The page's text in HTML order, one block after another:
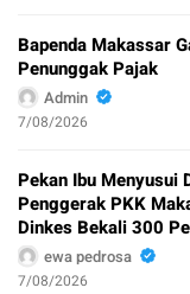
Bapenda Makassar
Penunggak Pajak
Admin
7/08/2026
Pekan Ibu Menyusui
Penggerak PKK
Dinkes Bekali 300
Eksklusif
ewa pedrosa
7/08/2026